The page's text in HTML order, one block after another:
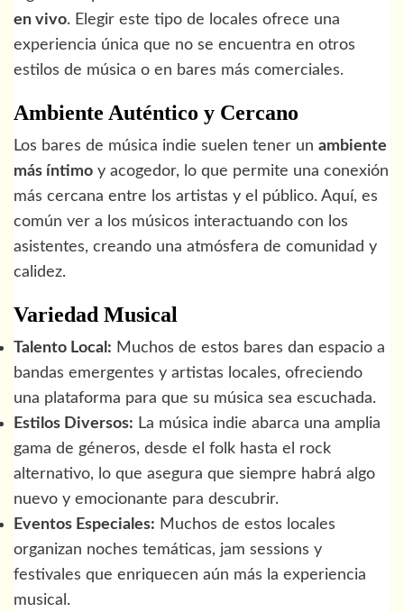
en vivo. Elegir este tipo de locales ofrece una
experiencia única que no se encuentra en otros
estilos de música o en bares más comerciales.
Ambiente Auténtico y Cercano
Los bares de música indie suelen tener un ambiente
más íntimo y acogedor, lo que permite una conexión
más cercana entre los artistas y el público. Aquí, es
común ver a los músicos interactuando con los
asistentes, creando una atmósfera de comunidad y
calidez.
Variedad Musical
Talento Local: Muchos de estos bares dan espacio a
bandas emergentes y artistas locales, ofreciendo
una plataforma para que su música sea escuchada.
Estilos Diversos: La música indie abarca una amplia
gama de géneros, desde el folk hasta el rock
alternativo, lo que asegura que siempre habrá algo
nuevo y emocionante para descubrir.
Eventos Especiales: Muchos de estos locales
organizan noches temáticas, jam sessions y
festivales que enriquecen aún más la experiencia
musical.